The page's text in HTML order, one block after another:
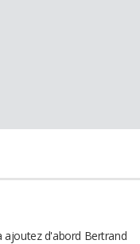
ajoutez d'abord Bertrand